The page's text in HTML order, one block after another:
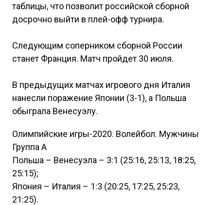
таблицы, что позволит российской сборной
досрочно выйти в плей-офф турнира.
Следующим соперником сборной России
станет Франция. Матч пройдет 30 июля.
В предыдущих матчах игрового дня Италия
нанесли поражение Японии (3-1), а Польша
обыграла Венесуэлу.
Олимпийские игры-2020. Волейбол. Мужчины
Группа А
Польша – Венесуэла – 3:1 (25:16, 25:13, 18:25,
25:15);
Япония – Италия – 1:3 (20:25, 17:25, 25:23,
21:25).